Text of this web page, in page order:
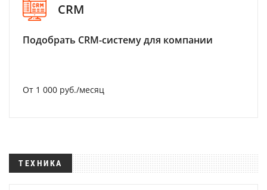
CRM
Подобрать CRM-систему для компании
От 1 000 руб./месяц
ТЕХНИКА